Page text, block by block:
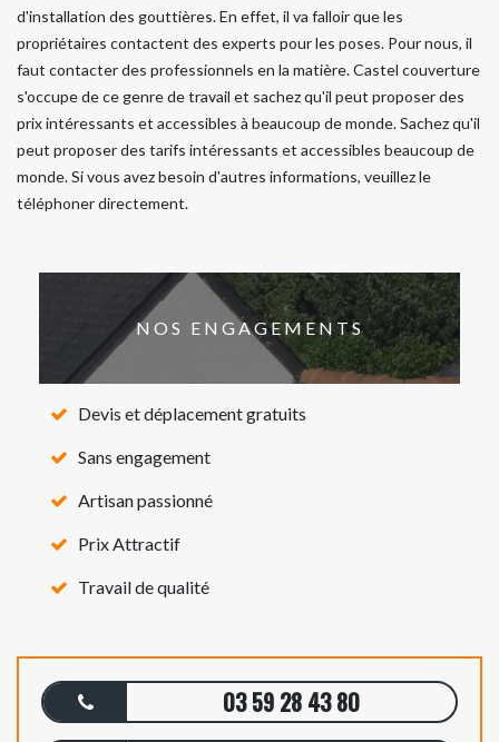
d'installation des gouttières. En effet, il va falloir que les
propriétaires contactent des experts pour les poses. Pour nous, il
faut contacter des professionnels en la matière. Castel couverture
s'occupe de ce genre de travail et sachez qu'il peut proposer des
prix intéressants et accessibles à beaucoup de monde. Sachez qu'il
peut proposer des tarifs intéressants et accessibles beaucoup de
monde. Si vous avez besoin d'autres informations, veuillez le
téléphoner directement.
NOS ENGAGEMENTS
Devis et déplacement gratuits
Sans engagement
Artisan passionné
Prix Attractif
Travail de qualité
03 59 28 43 80